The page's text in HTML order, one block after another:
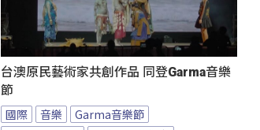
台澳原民藝術家共創作品 同登Garma音樂
節
國際 音樂
Garma音樂節